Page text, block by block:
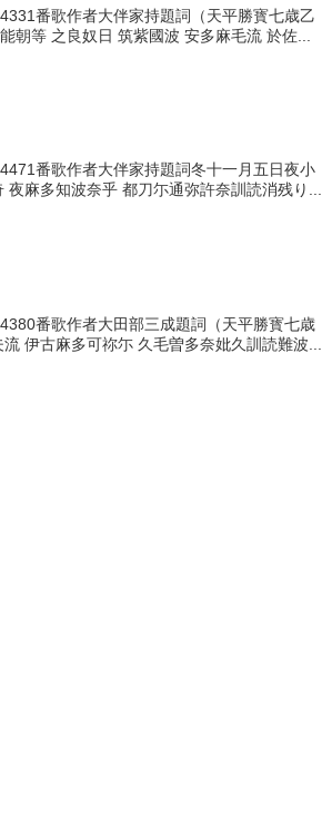
番歌作者大伴家持題詞（天平勝寳七歳乙
朝等 之良奴日 筑紫國波 安多麻毛流 於佐...
番歌作者大伴家持題詞冬十一月五日夜小
麻多知波奈乎 都刀尓通弥許奈訓読消残り...
番歌作者大田部三成題詞（天平勝寳七歳
伊古麻多可祢尓 久毛曽多奈妣久訓読難波...